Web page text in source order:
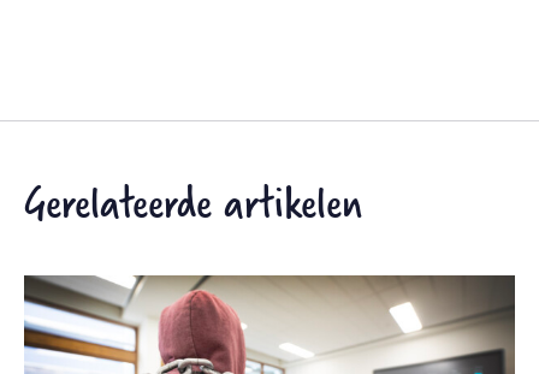
Gerelateerde artikelen